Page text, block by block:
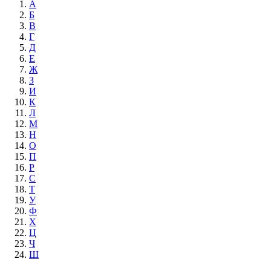
А
Б
В
Г
Д
Е
Ж
З
И
К
Л
М
Н
О
П
Р
С
Т
У
Ф
Х
Ц
Ч
Ш